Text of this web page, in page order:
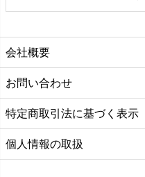
会社概要
お問い合わせ
特定商取引法に基づく表示
個人情報の取扱